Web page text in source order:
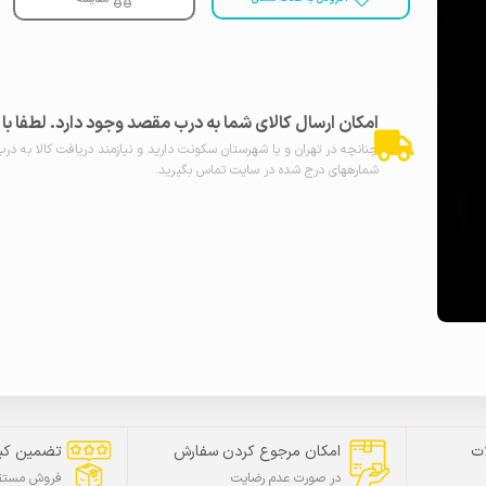
امکان ارسال کالای شما به درب مقصد وجود دارد. لطفا
چنانچه در تهران و یا شهرستان سکونت دارید و نیازمند دریافت کالا
شمارههای درج شده در سایت تماس بگیرید.
امکان مرجوع کردن سفارش
در صورت عدم رضایت
تضمین
فروش